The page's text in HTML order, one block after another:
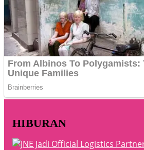
HIBURAN